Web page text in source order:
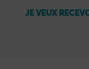
JE VEUX